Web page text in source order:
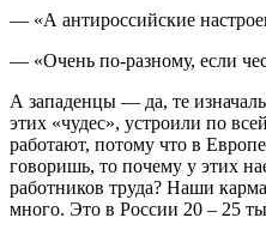
— «А антироссийские
— «Очень по-разному, если
А западенцы — да, те
этих «чудес», устроили по
работают, потому что в
говоришь, то почему у этих
работников труда? Наши
много. Это в России 20 – 25